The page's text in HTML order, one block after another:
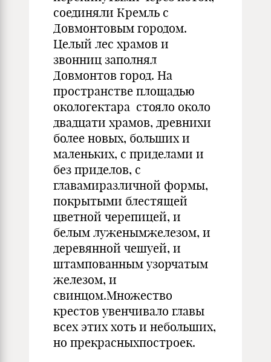
соединяли Кремль с
Довмонтовым городом.
Целый лес храмов и
звонниц заполнял
Довмонтов город. На
пространстве площадью
окологектара стояло около
двадцати храмов, древнихи
более новых, больших и
маленьких, с приделами и
без приделов, с
главамиразличной формы,
покрытыми блестящей
цветной черепицей, и
белым луженымжелезом, и
деревянной чешуей, и
штампованным узорчатым
железом, и
свинцом.Множество
крестов увенчивало главы
всех этих хоть и небольших,
но прекрасныхпостроек.